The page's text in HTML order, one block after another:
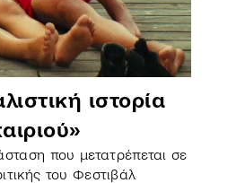
ιστορία
που μετατρέπεται σε
του Φεστιβάλ